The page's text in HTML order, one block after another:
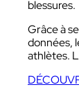
blessures.
Grâce à
données,
athlètes.